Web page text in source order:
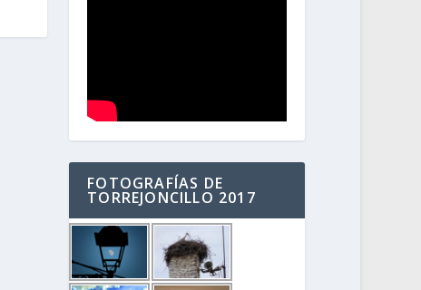
FOTOGRAFÍAS DE
TORREJONCILLO 2017